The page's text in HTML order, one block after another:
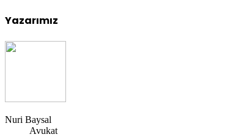
Yazarımız
Nuri Baysal
Avukat